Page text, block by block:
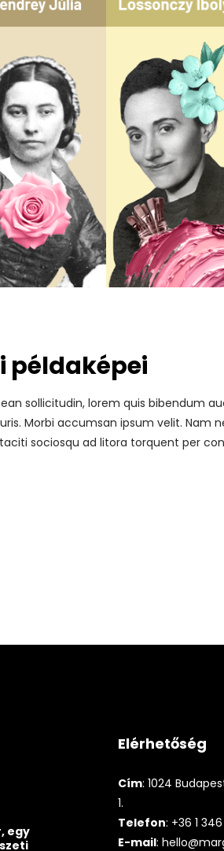
példaképei
sollicitudin, lorem quis bibendum
Morbi accumsan ipsum velit. Nam
sociosqu ad litora torquent per
egy
Elérhetőség
Cím: 1024
1.
Telefon: +36 1
E-mail: